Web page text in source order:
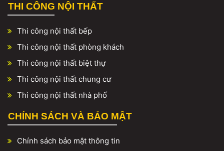
THI CÔNG NỘI THẤT
Thi công nội thất bếp
Thi công nội thất phòng khách
Thi công nội thất biệt thự
Thi công nội thất chung cư
Thi công nội thất nhà phố
CHÍNH SÁCH VÀ BẢO MẬT
Chính sách bảo mật thông tin